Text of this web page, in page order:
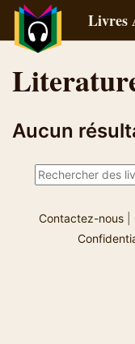
Livres
Aucun
Contactez-nous|